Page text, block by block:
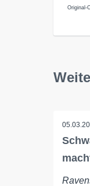
Original-